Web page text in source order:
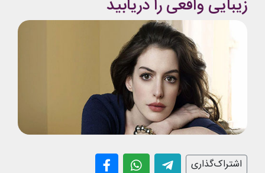
زیبایی واقعی را دریابید
اشتراک‌گذاری